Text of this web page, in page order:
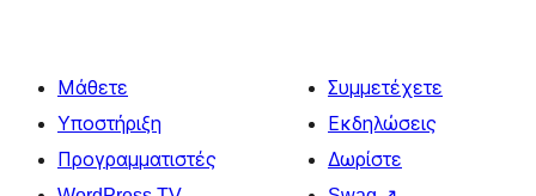
Μάθετε
Υποστήριξη
Προγραμματιστές
Συμμετέχετε
Εκδηλώσεις
Δωρίστε